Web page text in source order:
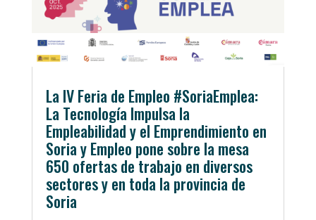
La IV Feria de Empleo #SoriaEmplea:
La Tecnología Impulsa la
Empleabilidad y el Emprendimiento en
Soria y Empleo pone sobre la mesa
650 ofertas de trabajo en diversos
sectores y en toda la provincia de
Soria